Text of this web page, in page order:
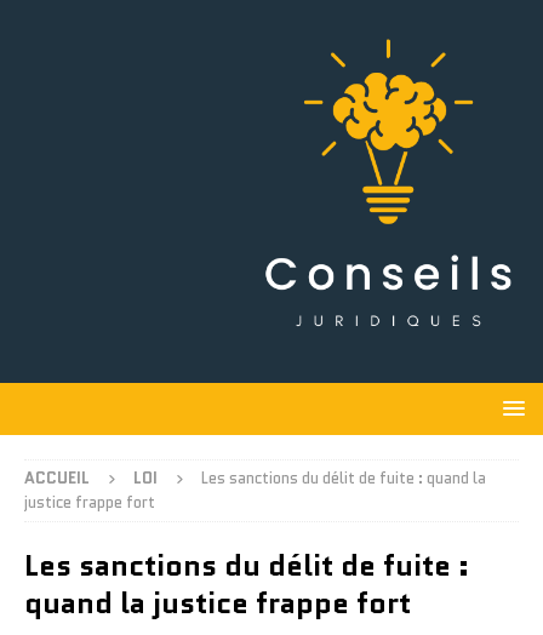
ACCUEIL LOI
Les sanctions du délit de fuite : quand la
justice frappe fort
Les sanctions du délit de fuite :
quand la justice frappe fort